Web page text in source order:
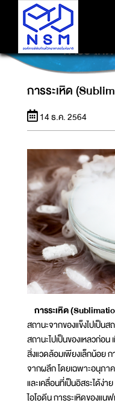
การระเหิ
การระเหิด
14 ธ.ค. 2564
การระเหิด (
สถานะจากของแข็งไปเป็นส
สถานะไปเป็นของเหลวก่อ
สิ่งแวดล้อมเพียงเล็กน้อย
จากผลึก โดยเฉพาะอนุภ
และเคลื่อนที่เป็นอิสระได้ง่า
ไอโอดีน การระเหิดของแ